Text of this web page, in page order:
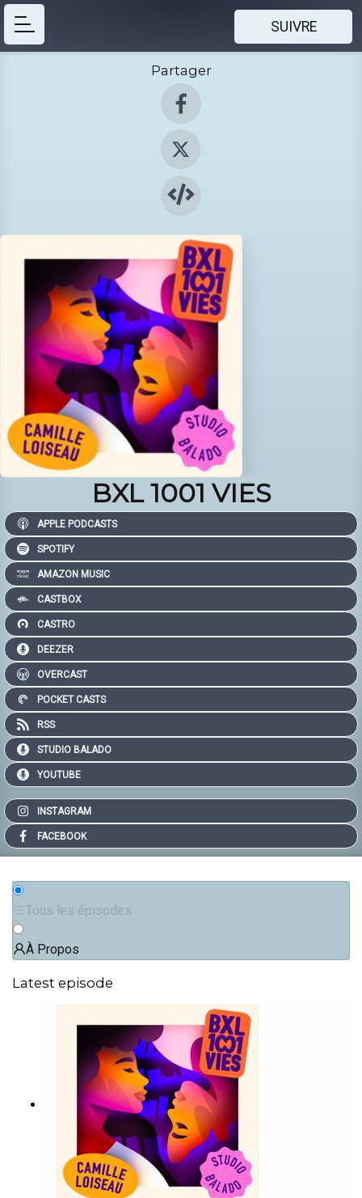
SUIVRE
Partager
BXL 1001 VIES
APPLE PODCASTS
SPOTIFY
AMAZON MUSIC
CASTBOX
CASTRO
DEEZER
OVERCAST
POCKET CASTS
RSS
STUDIO BALADO
YOUTUBE
INSTAGRAM
FACEBOOK
Tous les épisodes
À Propos
Latest episode